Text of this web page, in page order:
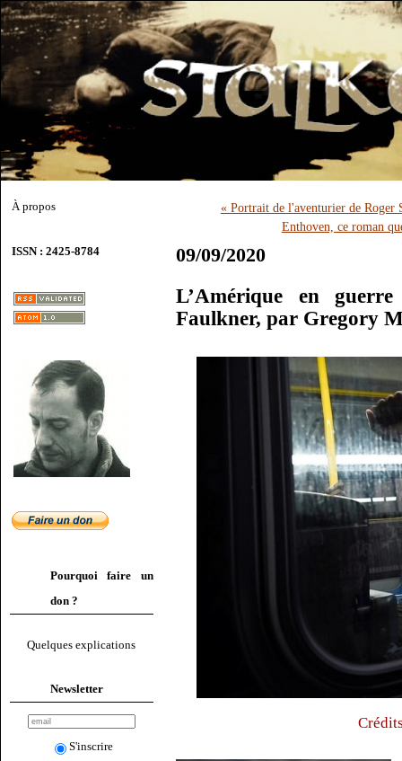
À propos
ISSN : 2425-8784
Pourquoi faire un
don ?
Quelques explications
Newsletter
S'inscrire
« Portrait de l'aventurier de Roger
Enthoven, ce roman
09/09/2020
L’Amérique en
Faulkner, par Gregory